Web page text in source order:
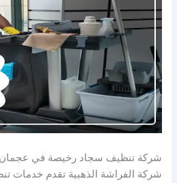
شركة تنظيف سجاد رخيصة في عجمان
شركة الفراشة الذهبية تقدم خدمات